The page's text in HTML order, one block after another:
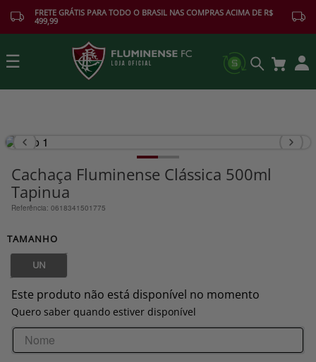
FRETE GRÁTIS PARA TODO O BRASIL NAS COMPRAS ACIMA DE R$
499,99
☰
Cachaça Fluminense Clássica 500ml
Tapinua
Referência: 0618341501775
TAMANHO
UN
Este produto não está disponível no momento
Quero saber quando estiver disponível